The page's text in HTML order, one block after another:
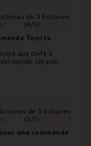
de 3 botones
: (4/5)
Toyota
aux clefs 3
rapide. Un peu
de 3 botones
: (5/5)
une commande